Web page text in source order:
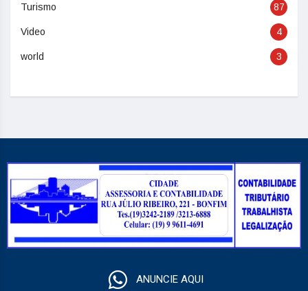
Turismo 87
Video 4
world 3
ANUNCIE AQUI